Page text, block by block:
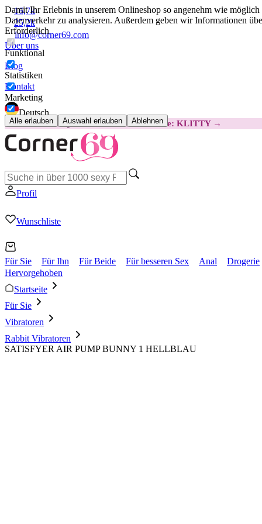
Damit Ihr Erlebnis in unserem Onlineshop so angenehm wie möglich
Datenverkehr zu analysieren. Außerdem geben wir Informationen
Erforderlich
Funktional
Statistiken
Marketing
Alle erlauben Auswahl erlauben Ablehnen
16,7k
25,2k
info@corner69.com
Über uns
Blog
Kontakt
Deutsch
😽Svakom Klitty: 15 € GÜNSTIGERCode: KLITTY →
Profil
Wunschliste
Für Sie Für Ihn Für Beide Für besseren Sex Anal Drogerie
Hervorgehoben
Startseite
Für Sie
Vibratoren
Rabbit Vibratoren
SATISFYER AIR PUMP BUNNY 1 HELLBLAU